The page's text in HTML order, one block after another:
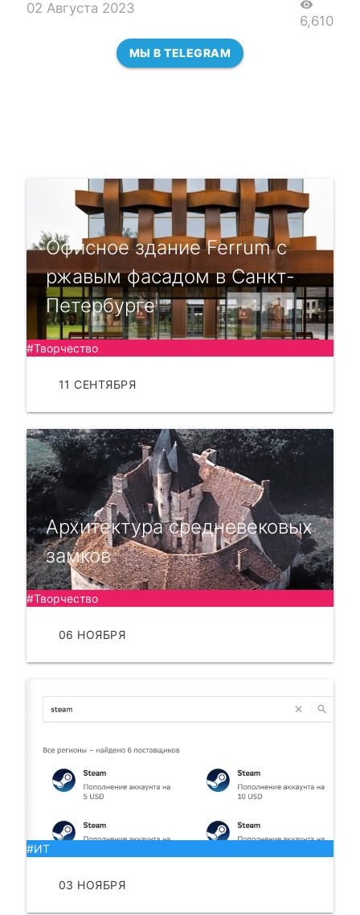
02 Августа 2023 visibility
6,610
МЫ В TELEGRAM
Офисное здание Ferrum с
ржавым фасадом в Санкт-
Петербурге
#Творчество
11 СЕНТЯБРЯ
Архитектура средневековых
замков
#Творчество
06 НОЯБРЯ
#ИТ
03 НОЯБРЯ